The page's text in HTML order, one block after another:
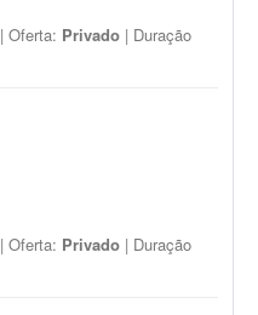
| Oferta: Privado | Duração
| Oferta: Privado | Duração